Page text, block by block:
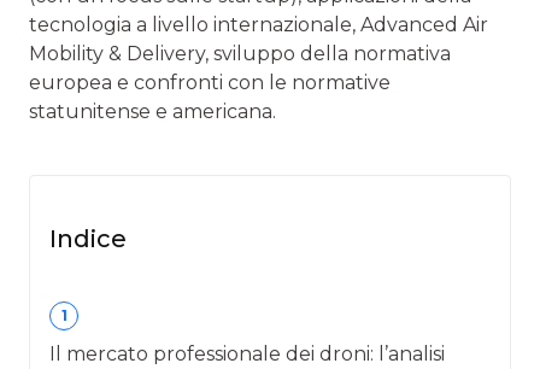
tecnologia a livello internazionale, Advanced Air
Mobility & Delivery, sviluppo della normativa
europea e confronti con le normative
statunitense e americana.
Indice
1
Il mercato professionale dei droni: l’analisi